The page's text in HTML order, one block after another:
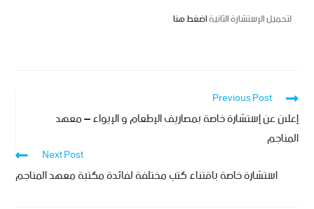
لتحميل الإستشارة الثانيةاضغط هنا
Previous Post
إعلان عن إستشارة خاصة بمصاريف الإطعام و الإيواء – معهد
المناجم
Next Post
استشارة خاصة باقتناء كتب مختلفة لفائدة مكتبة معهد المناجم